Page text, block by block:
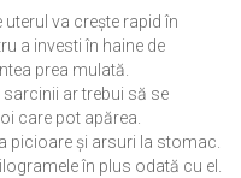
va crește rapid în
a investi în haine de
prea mulată.
ar trebui să se
care pot apărea.
picioare și arsuri la stomac.
în plus odată cu el.